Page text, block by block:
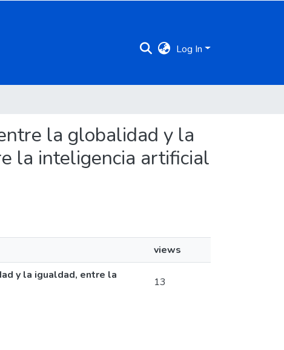
Log In
la globalidad y la
la inteligencia artificial
views
y la igualdad, entre la
13